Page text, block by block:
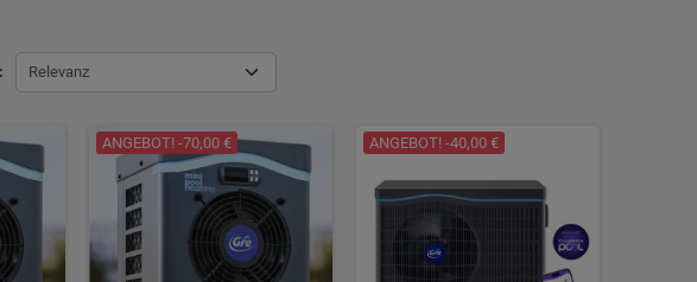
Relevanz
ANGEBOT! -70,00 € ANGEBOT! -40,00 €